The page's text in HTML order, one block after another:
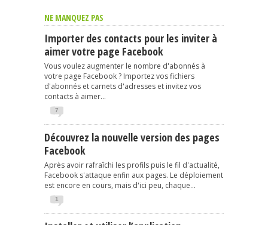
NE MANQUEZ PAS
Importer des contacts pour les inviter à
aimer votre page Facebook
Vous voulez augmenter le nombre d'abonnés à
votre page Facebook ? Importez vos fichiers
d'abonnés et carnets d'adresses et invitez vos
contacts à aimer...
7
Découvrez la nouvelle version des pages
Facebook
Après avoir rafraîchi les profils puis le fil d'actualité,
Facebook s'attaque enfin aux pages. Le déploiement
est encore en cours, mais d'ici peu, chaque...
1